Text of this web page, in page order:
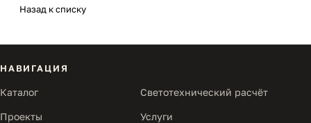
Назад к списку
НАВИГАЦИЯ
Каталог Светотехнический расчёт
Проекты Услуги